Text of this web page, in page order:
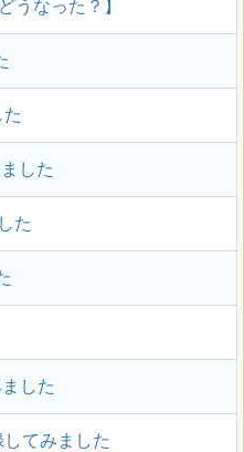
うなった？】
した
た
した
てみました